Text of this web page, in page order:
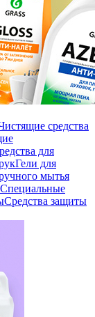
средства
для
Гели для
мытья
Специальные
Средства защиты